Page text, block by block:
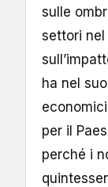
sulle
settori
ha nel
per il
perché i